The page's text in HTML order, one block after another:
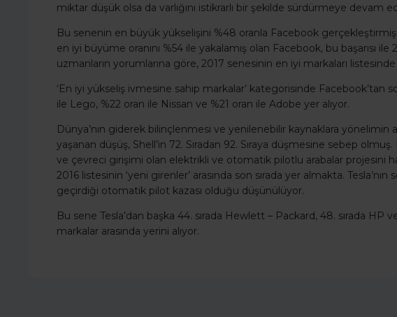
miktar düşük olsa da varlığını istikrarlı bir şekilde sürdürmeye devam
Bu senenin en büyük yükselişini %48 oranla Facebook
en iyi büyüme oranını %54 ile yakalamış olan Facebook, bu başarısı ile
uzmanların yorumlarına göre, 2017 senesinin en iyi markaları
‘En iyi yükseliş ivmesine sahip markalar’ kategorisinde Facebook’tan
ile Lego, %22 oran ile Nissan ve %21 oran ile Adobe yer alıyor.
Dünya’nın giderek bilinçlenmesi ve yenilenebilir kaynaklara yönelimin
yaşanan düşüş, Shell’in 72. Sıradan 92. Sıraya düşmesine sebep
ve çevreci girişimi olan elektrikli ve otomatik pilotlu arabalar projesini
2016 listesinin ‘yeni girenler’ arasında son sırada yer almakta. Tesla’nın
geçirdiği otomatik pilot kazası olduğu düşünülüyor.
Bu sene Tesla’dan başka 44. sırada Hewlett – Packard, 48. sırada HP
markalar arasında yerini alıyor.